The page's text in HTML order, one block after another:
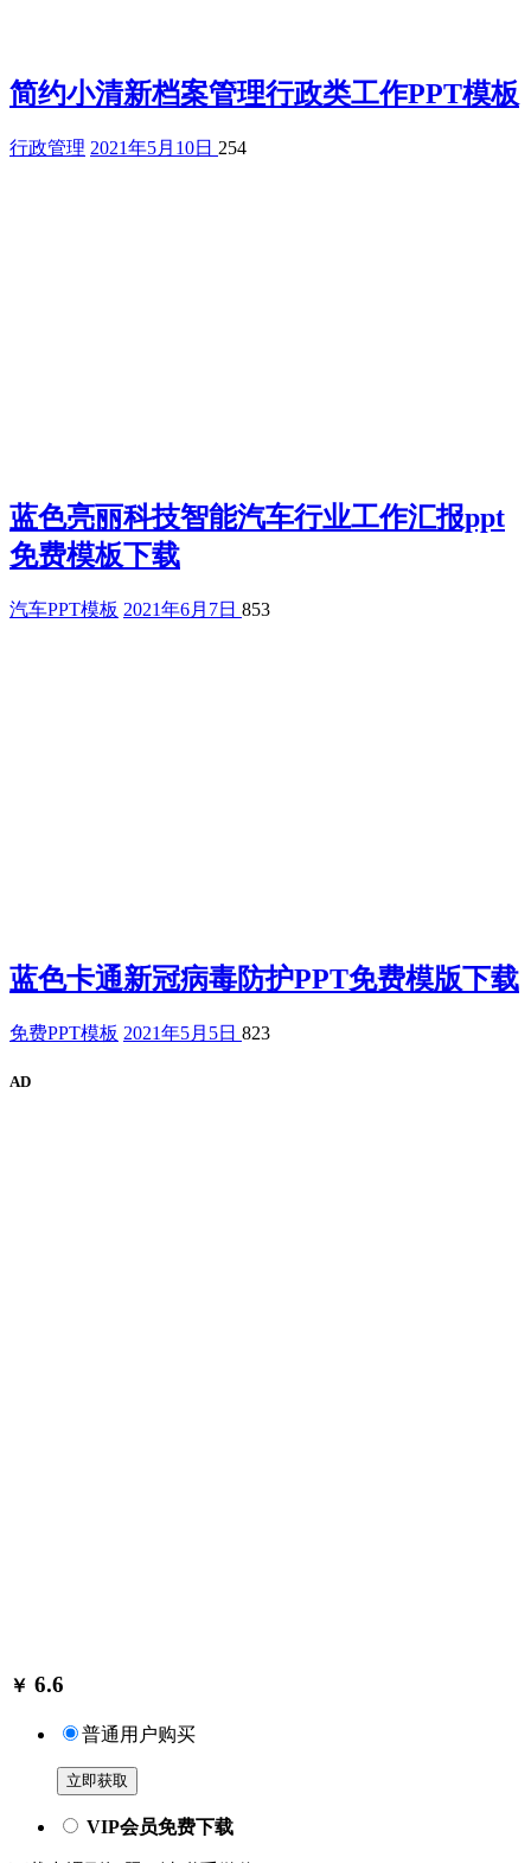
简约小清新档案管理行政类工作PPT模板
行政管理 2021年5月10日 254
蓝色亮丽科技智能汽车行业工作汇报ppt
免费模板下载
汽车PPT模板 2021年6月7日 853
蓝色卡通新冠病毒防护PPT免费模版下载
免费PPT模板 2021年5月5日 823
AD
￥ 6.6
普通用户购买
立即获取
VIP会员免费下载